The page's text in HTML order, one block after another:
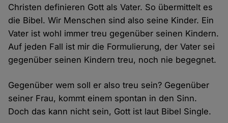
Christen definieren Gott als Vater. So übermittelt es
die Bibel. Wir Menschen sind also seine Kinder. Ein
Vater ist wohl immer treu gegenüber seinen Kindern.
Auf jeden Fall ist mir die Formulierung, der Vater sei
gegenüber seinen Kindern treu, noch nie begegnet.
Gegenüber wem soll er also treu sein? Gegenüber
seiner Frau, kommt einem spontan in den Sinn.
Doch das kann nicht sein, Gott ist laut Bibel Single.